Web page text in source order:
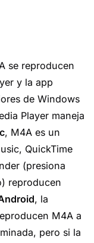
se reproducen
y la app
de Windows
Player maneja
, M4A es un
, QuickTime
(presiona
reproducen
, la
M4A a
pero si la